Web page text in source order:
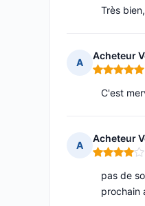
Très
A
Acheteur
Note : 5
C'est
A
Acheteur
Note : 4
pas de
prochain